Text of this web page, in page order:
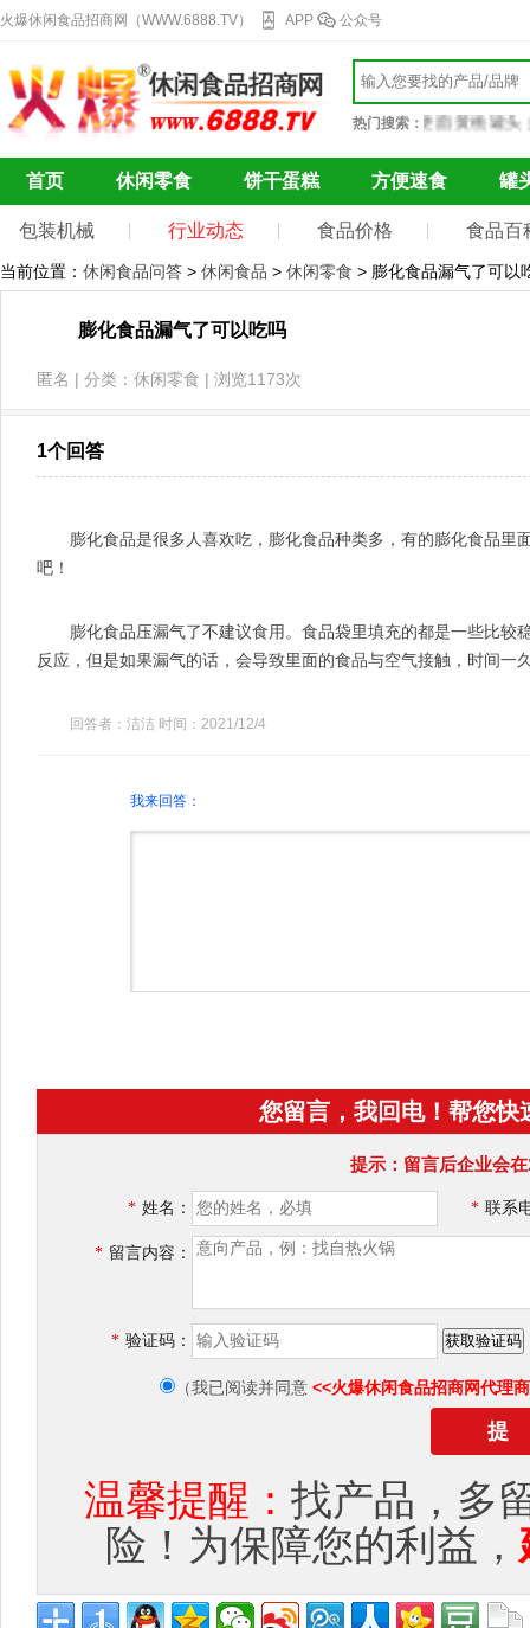
火爆休闲食品招商网（WWW.6888.TV） APP 公众号
热门搜索：
巧克力 果干蜜饯 自热火锅 辣条 冰激凌 方便面 黄桃罐头 蛋
首页 休闲零食 饼干蛋糕 方便速食 罐
包装机械 行业动态 食品价格 食品百
当前位置： 休闲食品问答 > 休闲食品 > 休闲零食 > 膨化食品漏气了可以
膨化食品漏气了可以吃吗
匿名 | 分类：休闲零食 | 浏览1173次
1个回答
膨化食品是很多人喜欢吃，膨化食品种类多，有的膨化食品
吧！
膨化食品压漏气了不建议食用。食品袋里填充的都是一些比
反应，但是如果漏气的话，会导致里面的食品与空气接触，时间一
回答者：洁洁 时间：2021/12/4
我来回答：
您留言，我回电！帮您快
提示：留言后企业会
* 姓名： * 联系
* 留言内容：
* 验证码：
（我已阅读并同意 <<火爆休闲食品招商网代理
温馨提醒： 找产品，多
险！为保障您的利益，